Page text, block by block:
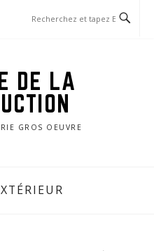
DE LA
GROS OEUVRE